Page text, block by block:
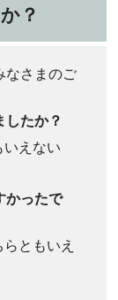
？
なさまのご
したか？
いえない
かったで
らともいえ